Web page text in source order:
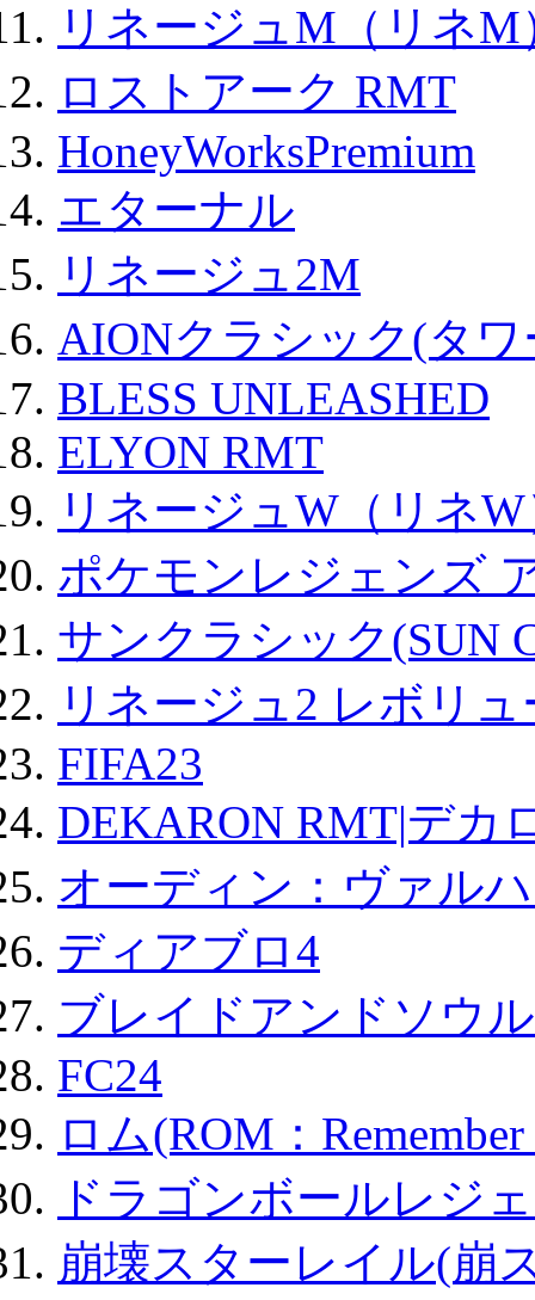
リネージュM（リネM
ロストアーク RMT
HoneyWorksPremium
エターナル
リネージュ2M
AIONクラシック(タ
BLESS UNLEASHED
ELYON RMT
リネージュW（リネ
ポケモンレジェンズ
サンクラシック(SUN
リネージュ2 レボリ
FIFA23
DEKARON RMT|デカ
オーディン：ヴァル
ディアブロ4
ブレイドアンドソウ
FC24
ロム(ROM：
ドラゴンボールレジ
崩壊スターレイル(崩